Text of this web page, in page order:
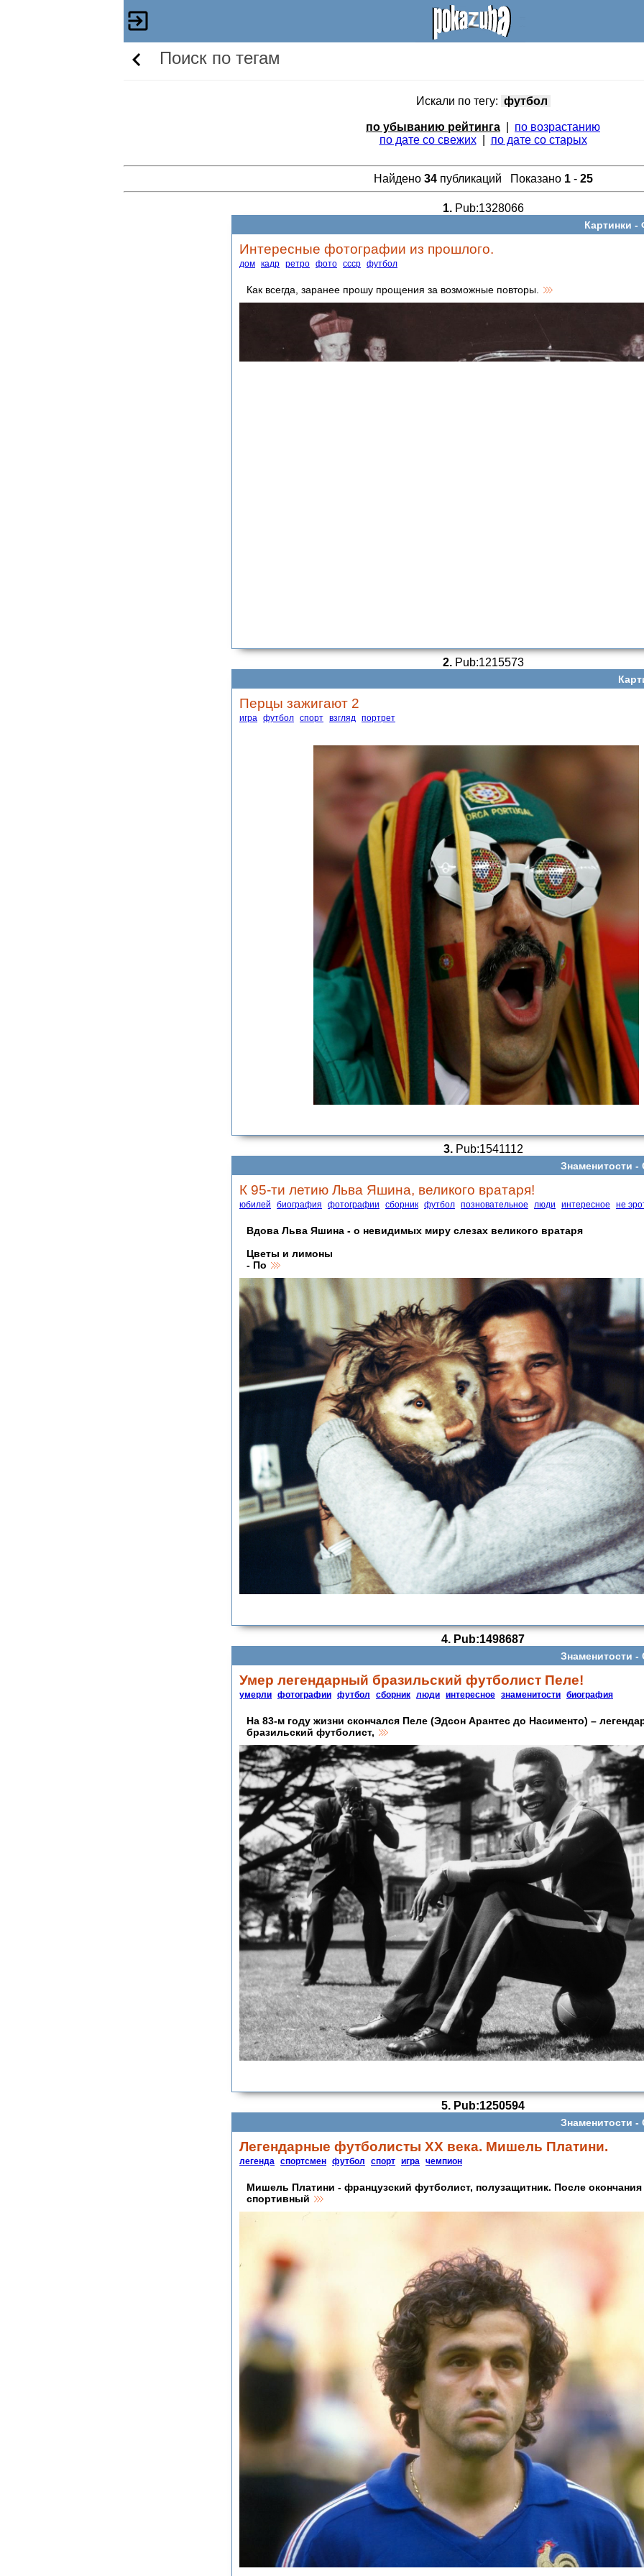
Поиск по тегам
Искали по тегу: футбол
по убыванию рейтинга
по возрастанию
по дате со свежих| по дате со старых
Найдено 34публикаций Показано 1- 25
1.Pub:1328066
Картинки -
Интересные фотографии из прошлого.
дом кадр ретро фото ссср футбол
Как всегда, заранее прошу прощения за возможные повторы.
2.Pub:1215573
Перцы зажигают 2
игра футбол спорт взгляд портрет
3.Pub:1541112
Знаменитости -
К 95-ти летию Льва Яшина, великого вратаря!
юбилей биография фотографии сборник футбол позновательное люди интересное не
Вдова Льва Яшина - о невидимых миру слезах великого вратаря
Цветы и лимоны
- По
4. Pub:1498687
Знаменитости -
Умер легендарный бразильский футболист Пеле!
умерли фотографии футбол сборник люди интересное знаменитости биография
На 83-м году жизни скончался Пеле (Эдсон Арантес до Насименто) –
бразильский футболист,
5. Pub:1250594
Знаменитости -
Легендарные футболисты ХХ века. Мишель Платини.
легенда спортсмен футбол спорт игра чемпион
Мишель Платини - французский футболист, полузащитник. После
спортивный